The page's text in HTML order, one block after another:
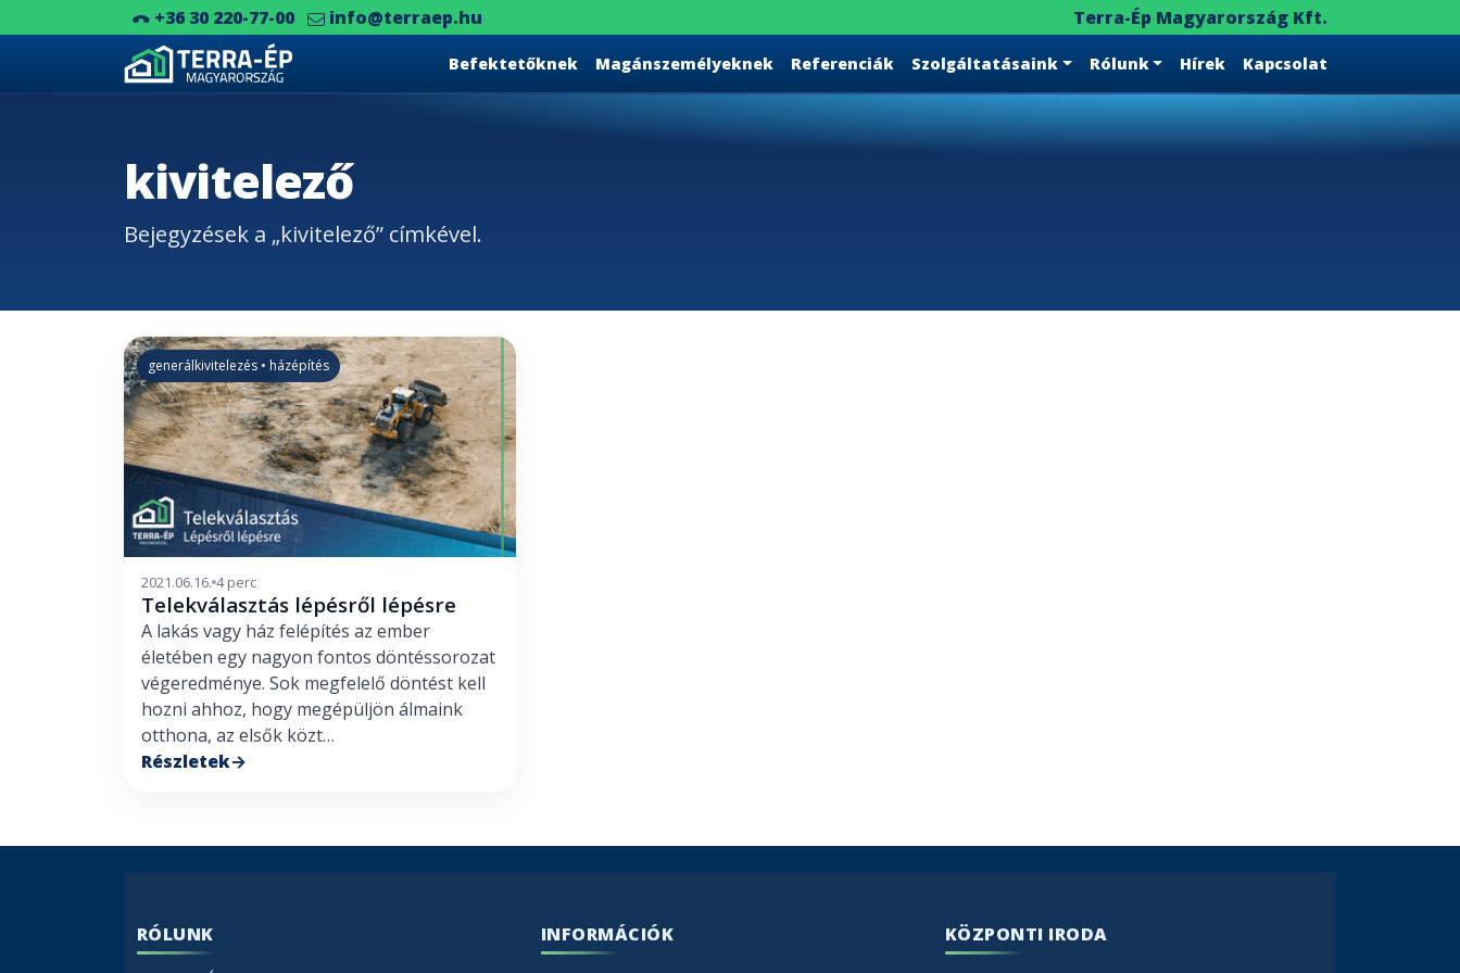
+36 30 220-77-00 info@terraep.hu Terra-Ép Magyarország Kft.
Main Navigation Befektetőknek Magánszemélyeknek Referenciák Szolgáltatásaink Rólunk Hírek Kapcsolat
kivitelező
Bejegyzések a „kivitelező” címkével.
generálkivitelezés • házépítés
2021.06.16. 4 perc
Telekválasztás lépésről lépésre
A lakás vagy ház felépítés az ember
életében egy nagyon fontos döntéssorozat
végeredménye. Sok megfelelő döntést kell
hozni ahhoz, hogy megépüljön álmaink
otthona, az elsők közt…
Részletek
RÓLUNK
INFORMÁCIÓK
KÖZPONTI IRODA